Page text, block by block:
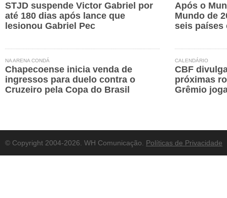
STJD suspende Victor Gabriel por
até 180 dias após lance que
lesionou Gabriel Pec
NA ARENA CONDÁ
Chapecoense inicia venda de
ingressos para duelo contra o
Cruzeiro pela Copa do Brasil
Após o
Mundo de
seis países
CALENDÁRIO
CBF
próximas
Grêmio
© Copyright 2004-2026. WH Comunicação. Políticas de Privacidade